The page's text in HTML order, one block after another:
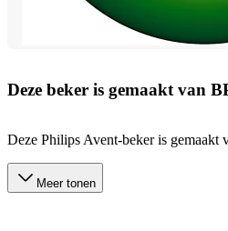
Deze beker is gemaakt van
Deze Philips Avent-beker is gemaakt
Meer tonen